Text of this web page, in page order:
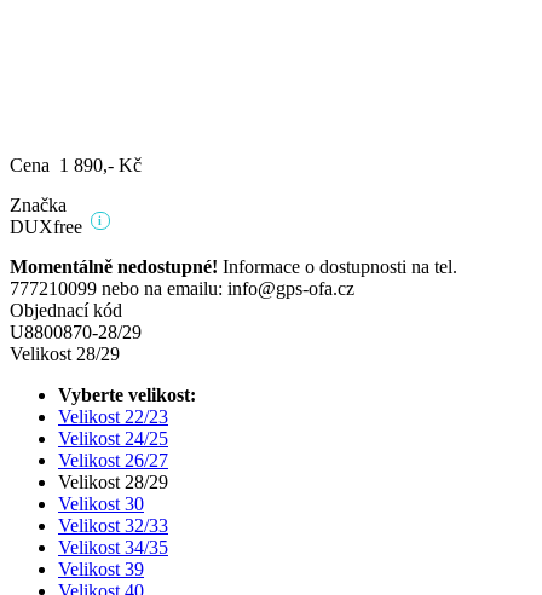
Cena 1 890,- Kč
Značka
DUXfree
i
Momentálně nedostupné! Informace o dostupnosti na tel.
777210099 nebo na emailu: info@gps-ofa.cz
Objednací kód
U8800870-28/29
Velikost 28/29
Vyberte velikost:
Velikost 22/23
Velikost 24/25
Velikost 26/27
Velikost 28/29
Velikost 30
Velikost 32/33
Velikost 34/35
Velikost 39
Velikost 40